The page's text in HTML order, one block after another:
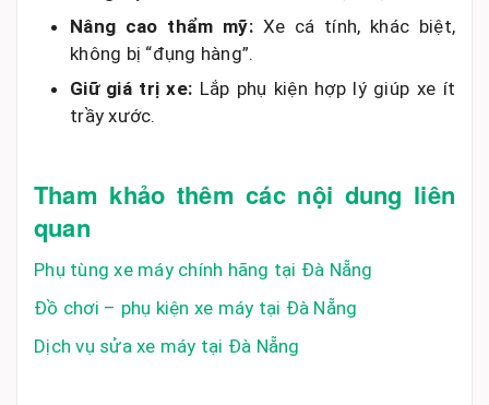
Nâng cao thẩm mỹ:Xe cá tính, khác biệt,
không bị “đụng hàng”.
Giữ giá trị xe: Lắp phụ kiện hợp lý giúp xe ít
trầy xước.
Tham khảo thêm các nội dung liên
quan
Phụ tùng xe máy chính hãng tại Đà Nẵng
Đồ chơi – phụ kiện xe máy tại Đà Nẵng
Dịch vụ sửa xe máy tại Đà Nẵng